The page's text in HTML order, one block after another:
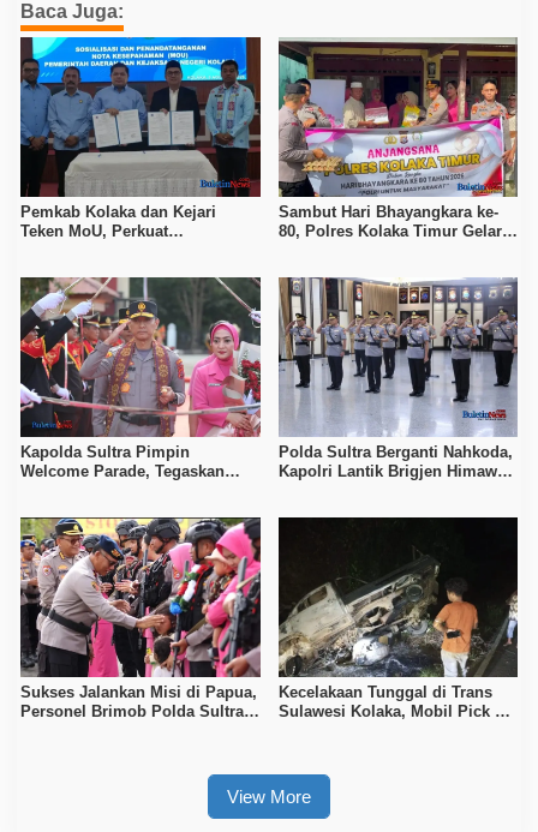
Baca Juga:
Pemkab Kolaka dan Kejari
Teken MoU, Perkuat
Sambut Hari Bhayangkara ke-
80, Polres Kolaka Timur Gelar
Kapolda Sultra Pimpin
Welcome Parade, Tegaskan
Polda Sultra Berganti Nahkoda,
Kapolri Lantik Brigjen Himawan
Sukses Jalankan Misi di Papua,
Personel Brimob Polda Sultra
Kecelakaan Tunggal di Trans
Sulawesi Kolaka, Mobil Pick Up
View More